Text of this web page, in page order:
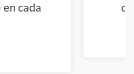
para mi cuidado.